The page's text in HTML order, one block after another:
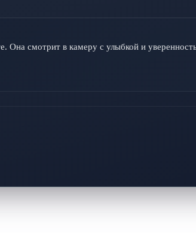
Она смотрит в камеру с улыбкой и